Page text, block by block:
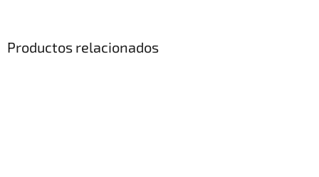
Productos relacionados